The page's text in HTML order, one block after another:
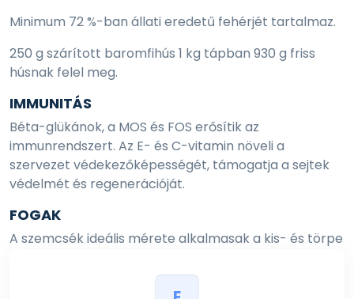
Minimum 72 %-ban állati eredetű fehérjét tartalmaz.
250 g szárított baromfihús 1 kg tápban 930 g friss
húsnak felel meg.
IMMUNITÁS
Béta-glükánok, a MOS és FOS erősítik az
immunrendszert. Az E- és C-vitamin növeli a
szervezet védekezőképességét, támogatja a sejtek
védelmét és regenerációját.
FOGAK
A szemcsék ideális mérete alkalmasak a kis- és törpe
egyedeinek. Az ideális kalcium és foszfor aránya